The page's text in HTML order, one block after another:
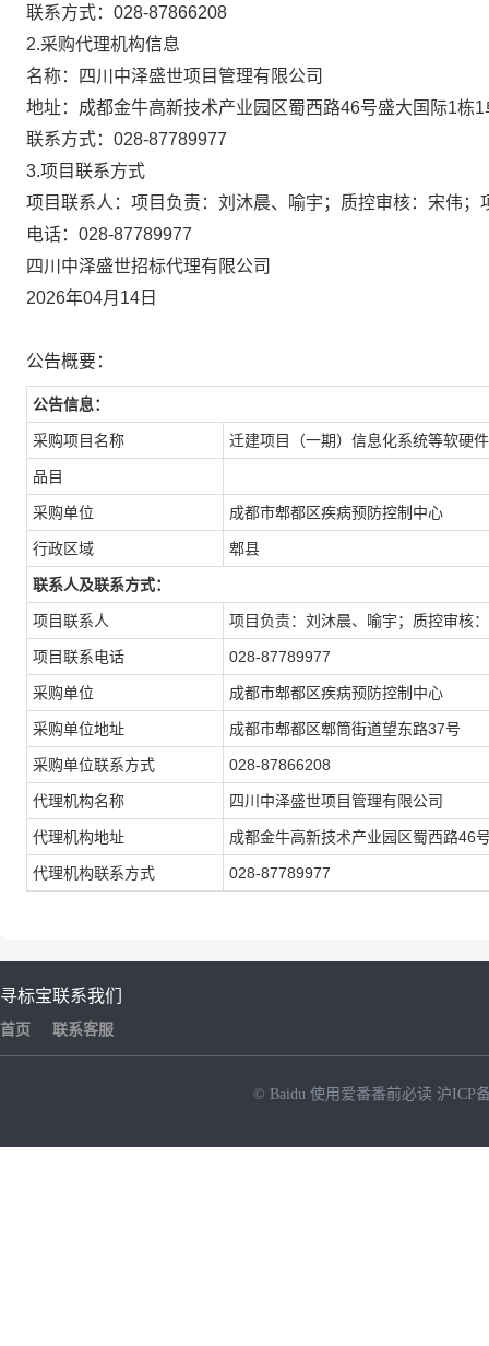
联系方式： 028-87866208
2.采购代理机构信息
名称：
四川中泽盛世项目管理有限公司
地址： 成都金牛高新技术产业园区蜀西路46号盛大国际1栋
联系方式： 028-87789977
3.项目联系方式
项目联系人： 项目负责：刘沐晨、喻宇；质控审核：宋伟
电话： 028-87789977
四川中泽盛世招标代理有限公司
2026年04月14日
公告概要：
公告信息：
采购项目名称 迁建项目（一期）信息化系统等软硬
品目
采购单位 成都市郫都区疾病预防控制中心
行政区域 郫县
联系人及联系方式：
项目联系人 项目负责：刘沐晨、喻宇；质控审核
项目联系电话 028-87789977
采购单位 成都市郫都区疾病预防控制中心
采购单位地址 成都市郫都区郫筒街道望东路37号
采购单位联系方式 028-87866208
代理机构名称 四川中泽盛世项目管理有限公司
代理机构地址 成都金牛高新技术产业园区蜀西路46
代理机构联系方式 028-87789977
寻标宝
首页
联系我们
联系客服
© Baidu 使用爱番番前必读 沪ICP